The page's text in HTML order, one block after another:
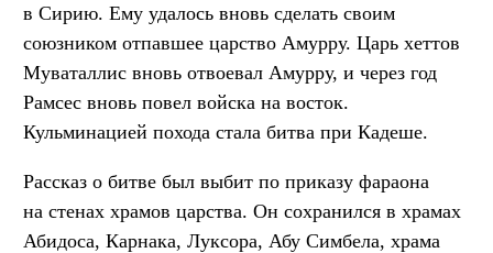
в Сирию. Ему удалось вновь сделать своим
союзником отпавшее царство Амурру. Царь хеттов
Муваталлис вновь отвоевал Амурру, и через год
Рамсес вновь повел войска на восток.
Кульминацией похода стала битва при Кадеше.
Рассказ о битве был выбит по приказу фараона
на стенах храмов царства. Он сохранился в храмах
Абидоса, Карнака, Луксора, Абу Симбела, храма